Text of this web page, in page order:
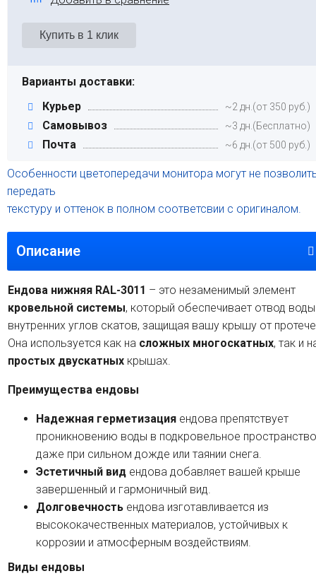
Варианты доставки:
Курьер
~2 дн.(от 350 руб.)
Самовывоз ~3 дн.(Бесплатно)
Почта ~6 дн.(от 500 руб.)
Особенности цветопередачи монитора могут не
передать
текстуру и оттенок в полном соответсвии с оригиналом.
Описание
Ендова нижняя RAL-3011 – это незаменимый элемент
кровельной системы, который обеспечивает отвод
внутренних углов скатов, защищая вашу крышу от
Она используется как на сложных многоскатных, так и
простых двускатных крышах.
Преимущества ендовы
Надежная герметизация ендова препятствует
проникновению воды в подкровельное
даже при сильном дожде или таянии снега.
Эстетичный вид ендова добавляет вашей крыше
завершенный и гармоничный вид.
Долговечность ендова изготавливается из
высококачественных материалов, устойчивых к
коррозии и атмосферным воздействиям.
Виды ендовы